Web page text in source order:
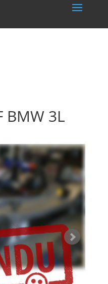
BMW 3L